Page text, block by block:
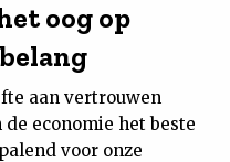
oog op
aan vertrouwen
economie het beste
voor onze